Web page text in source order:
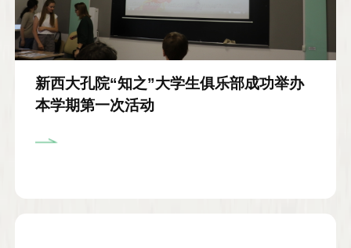
新西大孔院“知之”大学生俱乐部成功举办
本学期第一次活动